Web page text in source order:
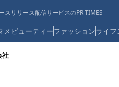
スリリース配信サービスのPR TIMES
メ ビューティーファッションライフ
社